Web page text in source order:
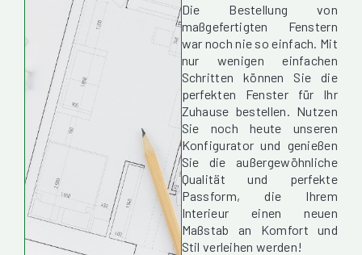
Die Bestellung von
maßgefertigten Fenstern
war noch nie so einfach. Mit
nur wenigen einfachen
Schritten können Sie die
perfekten Fenster für Ihr
Zuhause bestellen. Nutzen
Sie noch heute unseren
Konfigurator und genießen
Sie die außergewöhnliche
Qualität und perfekte
Passform, die Ihrem
Interieur einen neuen
Maßstab an Komfort und
Stil verleihen werden!